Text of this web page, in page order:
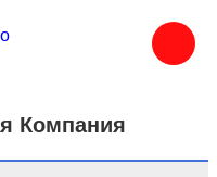
Компания